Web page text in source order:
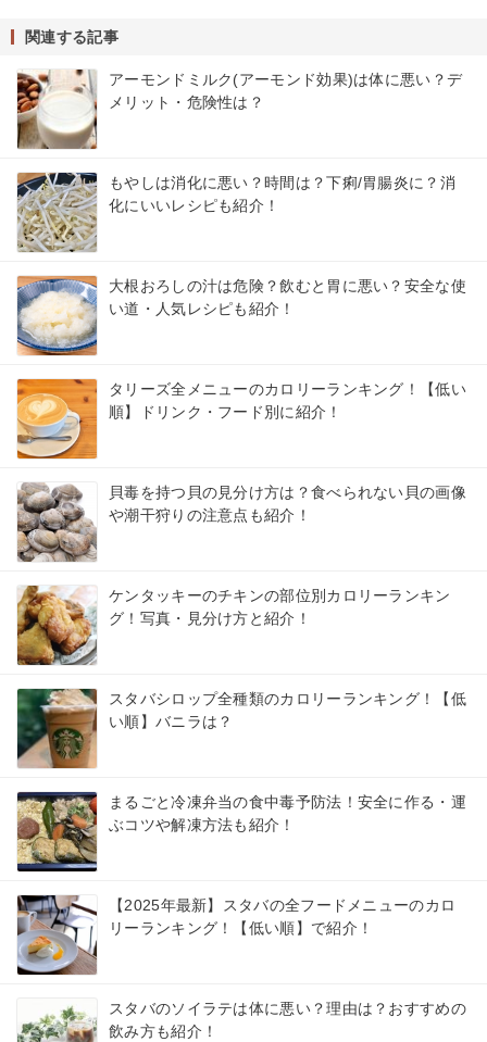
関連する記事
アーモンドミルク(アーモンド効果)は体に悪い？デ
メリット・危険性は？
もやしは消化に悪い？時間は？下痢/胃腸炎に？消
化にいいレシピも紹介！
大根おろしの汁は危険？飲むと胃に悪い？安全な使
い道・人気レシピも紹介！
タリーズ全メニューのカロリーランキング！【低い
順】ドリンク・フード別に紹介！
貝毒を持つ貝の見分け方は？食べられない貝の画像
や潮干狩りの注意点も紹介！
ケンタッキーのチキンの部位別カロリーランキン
グ！写真・見分け方と紹介！
スタバシロップ全種類のカロリーランキング！【低
い順】バニラは？
まるごと冷凍弁当の食中毒予防法！安全に作る・運
ぶコツや解凍方法も紹介！
【2025年最新】スタバの全フードメニューのカロ
リーランキング！【低い順】で紹介！
スタバのソイラテは体に悪い？理由は？おすすめの
飲み方も紹介！